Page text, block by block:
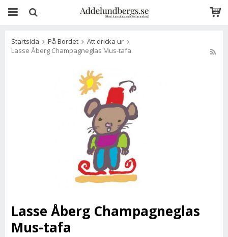
Startsida På Bordet
Att dricka ur
Lasse Åberg Champagneglas Mus-tafa
Lasse Åberg Champagneglas
Mus-tafa